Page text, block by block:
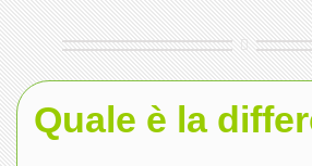
Quale è la